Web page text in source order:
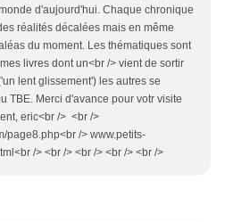
d'aujourd'hui. Chaque chronique
réalités décalées mais en même
du moment. Les thématiques sont
livres dont un<br /> vient de sortir
lent glissement') les autres se
TBE. Merci d'avance pour votr visite
eric<br /> <br />
page8.php<br /> www.petits-
/> <br /> <br /> <br /> <br />